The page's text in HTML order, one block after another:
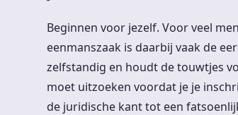
Beginnen voor jezelf. Voor veel
eenmanszaak is daarbij vaak de
zelfstandig en houdt de touwtjes
moet uitzoeken voordat je je
de juridische kant tot een